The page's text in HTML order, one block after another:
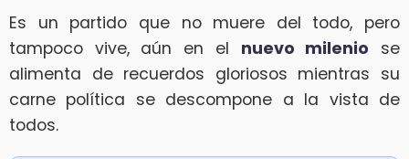
Es un partido que no muere del todo, pero
tampoco vive, aún en el nuevo milenio se
alimenta de recuerdos gloriosos mientras su
carne política se descompone a la vista de
todos.